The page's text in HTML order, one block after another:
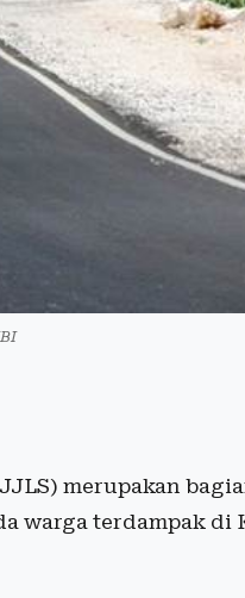
merupakan
warga terdampak di